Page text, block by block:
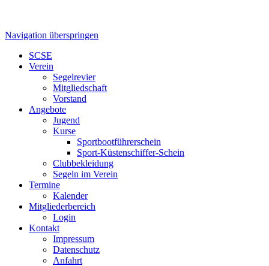
Navigation überspringen
SCSE
Verein
Segelrevier
Mitgliedschaft
Vorstand
Angebote
Jugend
Kurse
Sportbootführerschein
Sport-Küstenschiffer-Schein
Clubbekleidung
Segeln im Verein
Termine
Kalender
Mitgliederbereich
Login
Kontakt
Impressum
Datenschutz
Anfahrt